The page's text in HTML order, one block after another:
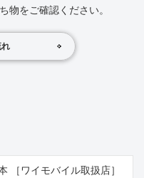
物をご確認ください。
れ
［ワイモバイル取扱店］